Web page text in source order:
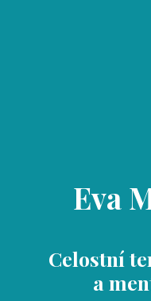
Eva
Celostní
a